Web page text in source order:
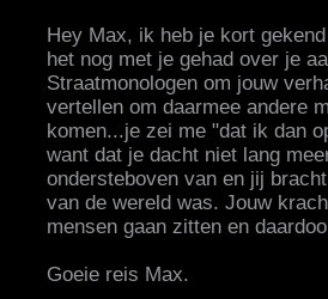
Hey Max, ik heb je kort
het nog met je gehad over je
Straatmonologen om jouw
vertellen om daarmee andere
komen...je zei me "dat ik dan
want dat je dacht niet lang
ondersteboven van en jij
van de wereld was. Jouw
mensen gaan zitten en
Goeie reis Max.